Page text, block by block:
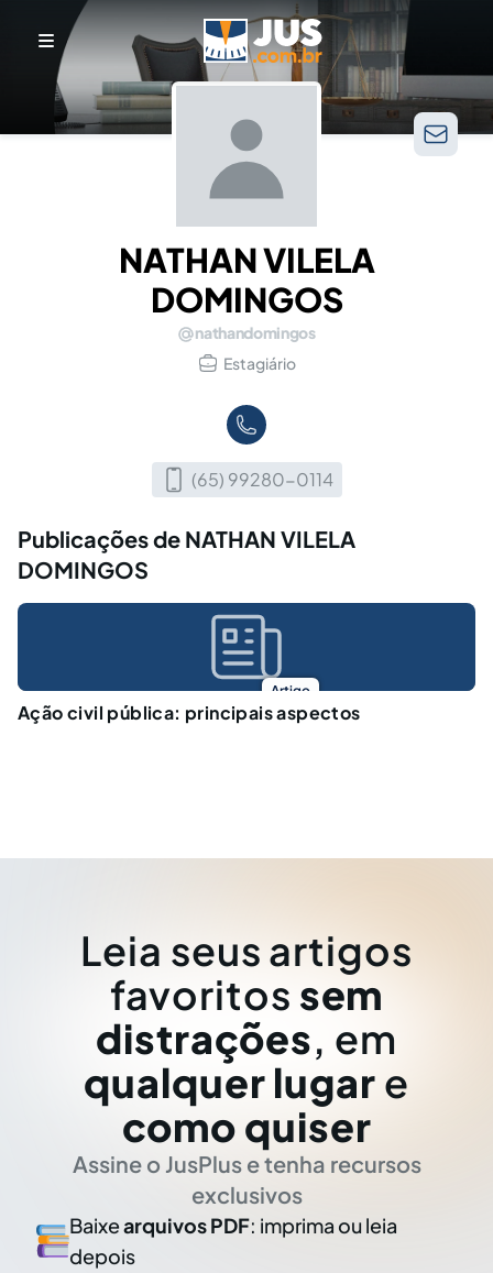
NATHAN VILELA
DOMINGOS
nathandomingos
Estagiário
(65) 99280-0114
Publicações de NATHAN VILELA
DOMINGOS
Artigo
Ação civil pública: principais aspectos
Leia seus artigos
favoritos sem
distrações, em
qualquer lugar e
como quiser
Assine o JusPlus e tenha recursos
exclusivos
Baixearquivos PDF: imprima ou leia
depois